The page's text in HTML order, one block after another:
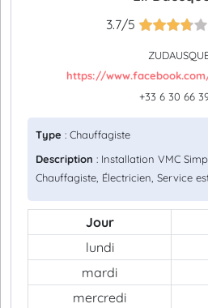
3.7/5
https://
+33 6 30 66
Type : Chauffagiste
Description : Installation VMC
Chauffagiste, Électricien, Service
Jour
lundi
mardi
mercredi